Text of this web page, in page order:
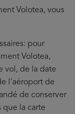
Volotea, vous
pour
Volotea,
vol, de la date
l'aéroport de
de conserver
que la carte